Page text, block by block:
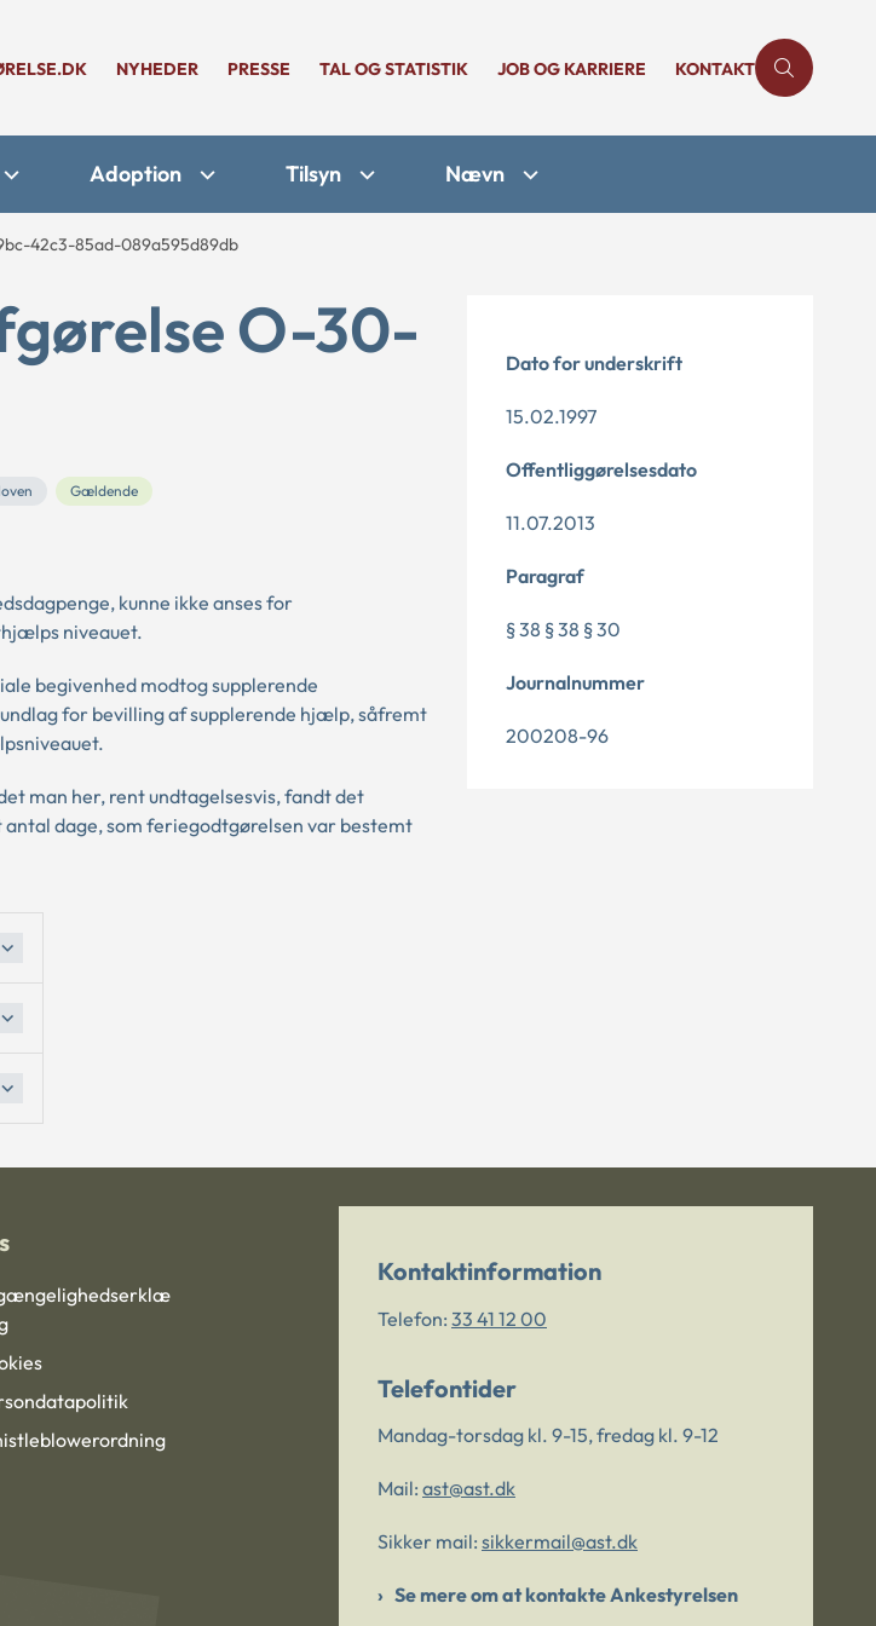
NYHEDER PRESSE TAL OG STATISTIK JOB OG KARRIERE KONTAKT
Adoption Tilsyn Nævn
42c3-85ad-089a595d89db
O-30-
Gældende
kunne ikke anses for
niveauet.
begivenhed modtog supplerende
for bevilling af supplerende hjælp, såfremt
man her, rent undtagelsesvis, fandt det
dage, som feriegodtgørelsen var bestemt
Dato for underskrift
15.02.1997
Offentliggørelsesdato
11.07.2013
Paragraf
§ 38 § 38 § 30
Journalnummer
200208-96
Kontaktinformation
Telefon: 33 41 12 00
Telefontider
Mandag-torsdag kl. 9-15, fredag kl. 9-12
Mail: ast@ast.dk
Sikker mail: sikkermail@ast.dk
Se mere om at kontakte Ankestyrelsen